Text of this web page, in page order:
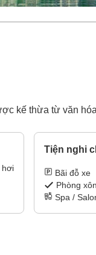
kế thừa từ văn
hơi
Tiện nghi
Bãi đỗ xe
Phòng
Spa /